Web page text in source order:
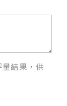
結果，供